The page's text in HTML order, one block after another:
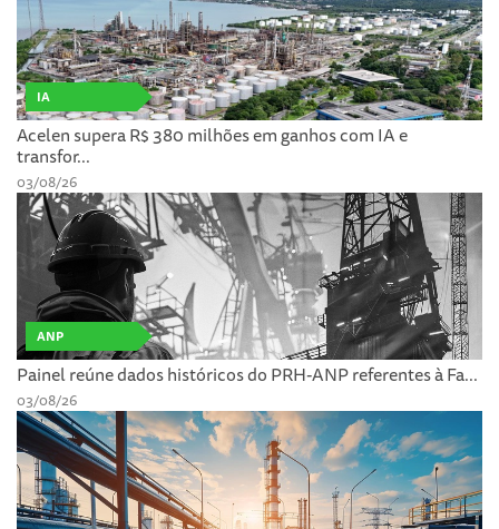
IA
Acelen supera R$ 380 milhões em ganhos com IA e
transfor...
03/08/26
ANP
Painel reúne dados históricos do PRH-ANP referentes à Fa...
03/08/26